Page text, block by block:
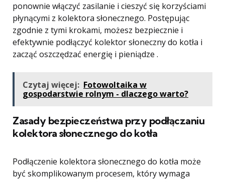
ponownie włączyć zasilanie i cieszyć się korzyściami
płynącymi z kolektora słonecznego. Postępując
zgodnie z tymi krokami, możesz bezpiecznie i
efektywnie podłączyć kolektor słoneczny do kotła i
zacząć oszczędzać energię i pieniądze .
Czytaj więcej: Fotowoltaika w
gospodarstwie rolnym - dlaczego warto?
Zasady bezpieczeństwa przy podłączaniu
kolektora słonecznego do kotła
Podłączenie kolektora słonecznego do kotła może
być skomplikowanym procesem, który wymaga